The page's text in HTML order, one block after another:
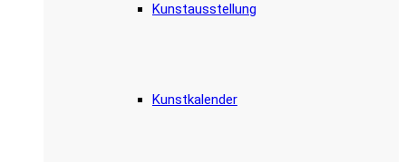
Kunstausstellung
Kunstkalender